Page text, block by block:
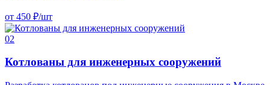
от 450 ₽/шт
02
Котлованы для инженерных сооружений